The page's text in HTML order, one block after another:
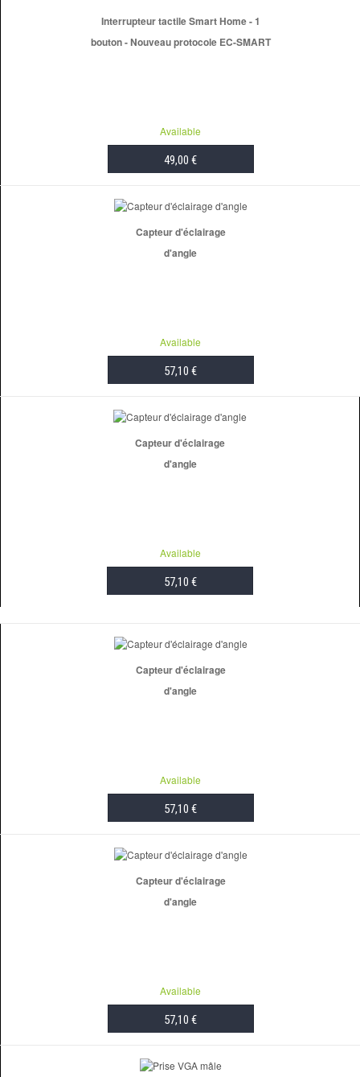
Interrupteur tactile Smart Home - 1
bouton - Nouveau protocole EC-SMART
Available
49,00 €
Capteur d'éclairage
d'angle
Available
57,10 €
Capteur d'éclairage
d'angle
Available
57,10 €
Capteur d'éclairage
d'angle
Available
57,10 €
Capteur d'éclairage
d'angle
Available
57,10 €